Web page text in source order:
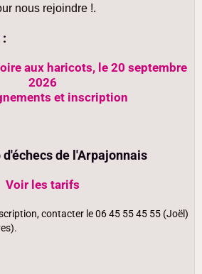
nous rejoindre !.
aux haricots, le 20 septembre
2026
et inscription
de l'Arpajonnais
Voir les tarifs
contacter le 06 45 55 45 55 (Joël)